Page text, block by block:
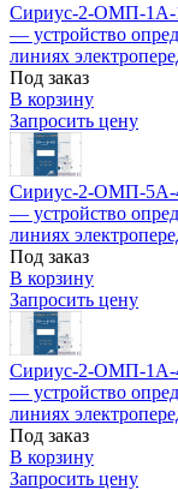
Сириус-2-ОМП-1А-
— устройство
линиях
Под заказ
В корзину
Запросить цену
Сириус-2-ОМП-5А-
— устройство
линиях
Под заказ
В корзину
Запросить цену
Сириус-2-ОМП-1А-
— устройство
линиях
Под заказ
В корзину
Запросить цену